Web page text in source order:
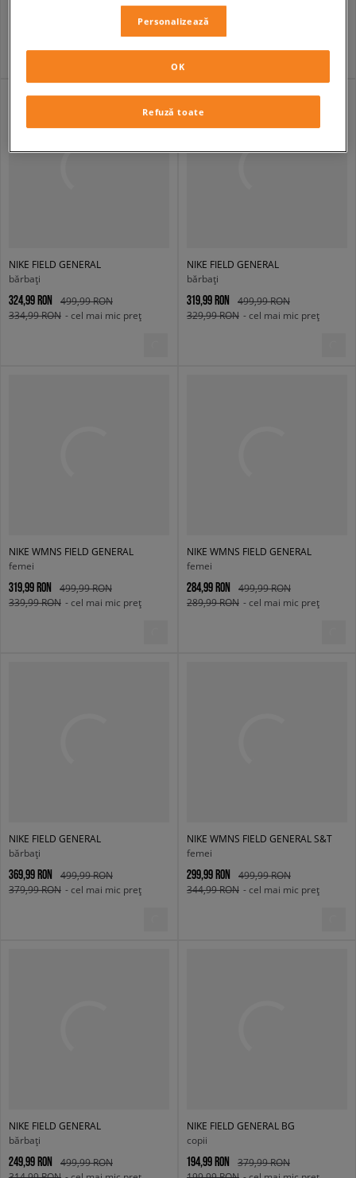
- cel mai mic preț
299,99 RON
NIKE FIELD GENERAL
bărbați
324,99 RON
499,99 RON
334,99 RON - cel mai mic preț
NIKE FIELD GENERAL
bărbați
319,99 RON
499,99 RON
329,99 RON - cel mai mic preț
NIKE WMNS FIELD GENERAL
femei
319,99 RON
499,99 RON
339,99 RON - cel mai mic preț
NIKE WMNS FIELD GENERAL
femei
284,99 RON
499,99 RON
289,99 RON - cel mai mic preț
NIKE FIELD GENERAL
bărbați
369,99 RON
499,99 RON
379,99 RON - cel mai mic preț
NIKE WMNS FIELD GENERAL S&T
femei
299,99 RON
499,99 RON
344,99 RON - cel mai mic preț
NIKE FIELD GENERAL
bărbați
249,99 RON
499,99 RON
NIKE FIELD GENERAL BG
copii
194,99 RON
379,99 RON
Personalizează
Refuză toate
OK